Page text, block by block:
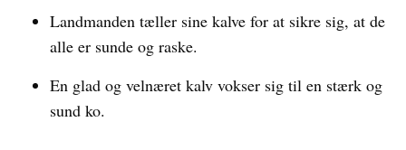
Landmanden tæller sine kalve for at sikre sig, at de
alle er sunde og raske.
En glad og velnæret kalv vokser sig til en stærk og
sund ko.